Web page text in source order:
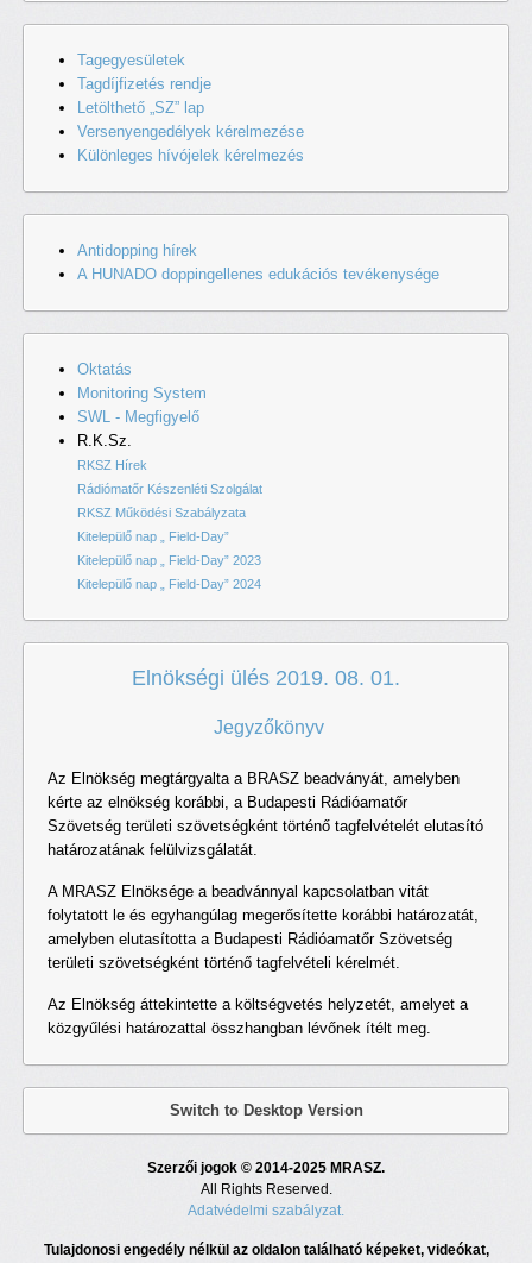
Tagegyesületek
Tagdíjfizetés rendje
Letölthető „SZ” lap
Versenyengedélyek kérelmezése
Különleges hívójelek kérelmezés
Antidopping hírek
A HUNADO doppingellenes edukációs tevékenysége
Oktatás
Monitoring System
SWL - Megfigyelő
R.K.Sz.
RKSZ Hírek
Rádiómatőr Készenléti Szolgálat
RKSZ Működési Szabályzata
Kitelepülő nap „ Field-Day”
Kitelepülő nap „ Field-Day” 2023
Kitelepülő nap „ Field-Day” 2024
Elnökségi ülés 2019. 08. 01.
Jegyzőkönyv
Az Elnökség megtárgyalta a BRASZ beadványát, amelyben
kérte az elnökség korábbi, a Budapesti Rádióamatőr
Szövetség területi szövetségként történő tagfelvételét elutasító
határozatának felülvizsgálatát.
A MRASZ Elnöksége a beadvánnyal kapcsolatban vitát
folytatott le és egyhangúlag megerősítette korábbi határozatát,
amelyben elutasította a Budapesti Rádióamatőr Szövetség
területi szövetségként történő tagfelvételi kérelmét.
Az Elnökség áttekintette a költségvetés helyzetét, amelyet a
közgyűlési határozattal összhangban lévőnek ítélt meg.
Switch to Desktop Version
Szerzői jogok © 2014-2025 MRASZ.
All Rights Reserved.
Adatvédelmi szabályzat.
Tulajdonosi engedély nélkül az oldalon található képeket, videókat,